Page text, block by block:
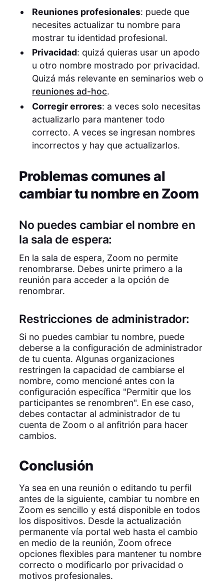
Reuniones profesionales: puede que
necesites actualizar tu nombre para
mostrar tu identidad profesional.
Privacidad: quizá quieras usar un apodo
u otro nombre mostrado por privacidad.
Quizá más relevante en seminarios web o
reuniones ad-hoc.
Corregir errores: a veces solo necesitas
actualizarlo para mantener todo
correcto. A veces se ingresan nombres
incorrectos y hay que actualizarlos.
Problemas comunes al
cambiar tu nombre en Zoom
No puedes cambiar el nombre en
la sala de espera:
En la sala de espera, Zoom no permite
renombrarse. Debes unirte primero a la
reunión para acceder a la opción de
renombrar.
Restricciones de administrador:
Si no puedes cambiar tu nombre, puede
deberse a la configuración de administrador
de tu cuenta. Algunas organizaciones
restringen la capacidad de cambiarse el
nombre, como mencioné antes con la
configuración específica "Permitir que los
participantes se renombren". En ese caso,
debes contactar al administrador de tu
cuenta de Zoom o al anfitrión para hacer
cambios.
Conclusión
Ya sea en una reunión o editando tu perfil
antes de la siguiente, cambiar tu nombre en
Zoom es sencillo y está disponible en todos
los dispositivos. Desde la actualización
permanente vía portal web hasta el cambio
en medio de la reunión, Zoom ofrece
opciones flexibles para mantener tu nombre
correcto o modificarlo por privacidad o
motivos profesionales.